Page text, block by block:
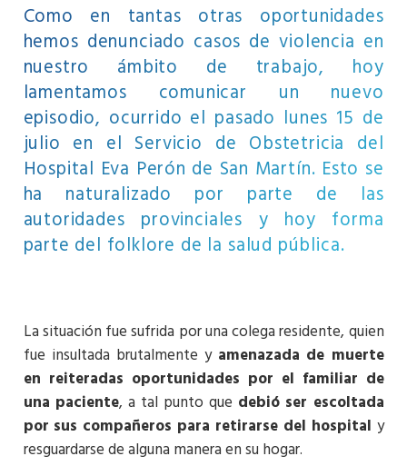
Como en tantas otras oportunidades
hemos denunciado casos de violencia en
nuestro ámbito de trabajo, hoy
lamentamos comunicar un nuevo
episodio, ocurrido el pasado lunes 15 de
julio en el Servicio de Obstetricia del
Hospital Eva Perón de San Martín. Esto se
ha naturalizado por parte de las
autoridades provinciales y hoy forma
parte del folklore de la salud pública.
La situación fue sufrida por una colega residente, quien
fue insultada brutalmente y amenazada de muerte
en reiteradas oportunidades por el familiar de
una paciente, a tal punto que debió ser escoltada
por sus compañeros para retirarse del hospital y
resguardarse de alguna manera en su hogar.